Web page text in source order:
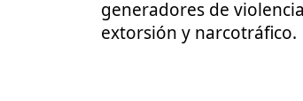
generadores de
extorsión y narcotráfico.